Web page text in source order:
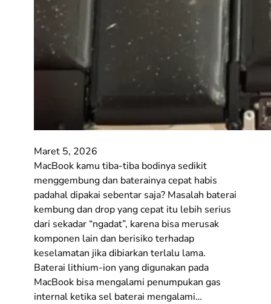
Maret 5, 2026
MacBook kamu tiba-tiba bodinya sedikit
menggembung dan baterainya cepat habis
padahal dipakai sebentar saja? Masalah baterai
kembung dan drop yang cepat itu lebih serius
dari sekadar “ngadat”, karena bisa merusak
komponen lain dan berisiko terhadap
keselamatan jika dibiarkan terlalu lama.
Baterai lithium-ion yang digunakan pada
MacBook bisa mengalami penumpukan gas
internal ketika sel baterai mengalami…